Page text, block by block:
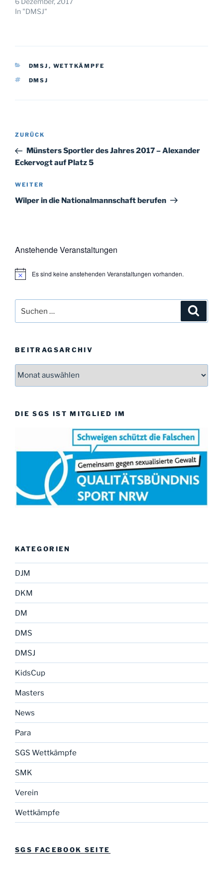
In "DMSJ"
KATEGORIEN
DMSJ , WETTKÄMPFE
SCHLAGWÖRTER
DMSJ
Beitragsnavigation
Vorheriger
Beitrag
ZURÜCK
Münsters Sportler des Jahres 2017 – Alexander
Eckervogt auf Platz 5
Nächster
Beitrag
WEITER
Wilper in die Nationalmannschaft berufen
Anstehende Veranstaltungen
H
w
s
Es sind keine anstehenden Veranstaltungen vorhanden.
nach:
BEITRAGSARCHIV
Beitragsarchiv
DIE SGS IST MITGLIED IM
KATEGORIEN
DJM
DKM
DM
DMS
DMSJ
KidsCup
Masters
News
Para
SGS Wettkämpfe
SMK
Verein
Wettkämpfe
SGS FACEBOOK SEITE